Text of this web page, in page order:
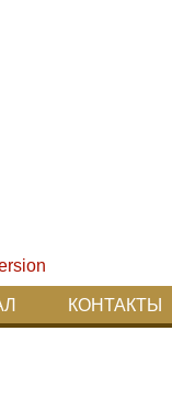
КОНТАКТЫ